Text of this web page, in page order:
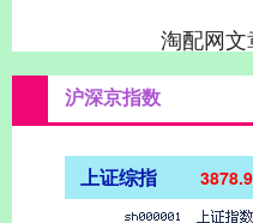
淘配网
沪深京指数
上证综指